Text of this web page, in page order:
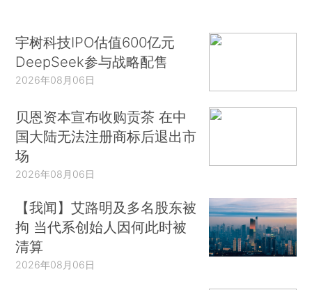
宇树科技IPO估值600亿元
DeepSeek参与战略配售
2026年08月06日
贝恩资本宣布收购贡茶 在中
国大陆无法注册商标后退出市
场
2026年08月06日
【我闻】艾路明及多名股东被
拘 当代系创始人因何此时被
清算
2026年08月06日